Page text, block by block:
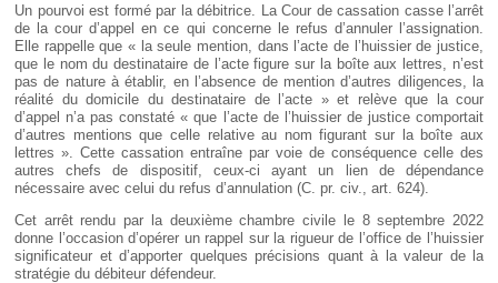
Un pourvoi est formé par la débitrice. La Cour de cassation casse l’arrêt
de la cour d’appel en ce qui concerne le refus d’annuler l’assignation.
Elle rappelle que « la seule mention, dans l’acte de l’huissier de justice,
que le nom du destinataire de l’acte figure sur la boîte aux lettres, n’est
pas de nature à établir, en l’absence de mention d’autres diligences, la
réalité du domicile du destinataire de l’acte » et relève que la cour
d’appel n’a pas constaté « que l’acte de l’huissier de justice comportait
d’autres mentions que celle relative au nom figurant sur la boîte aux
lettres ». Cette cassation entraîne par voie de conséquence celle des
autres chefs de dispositif, ceux-ci ayant un lien de dépendance
nécessaire avec celui du refus d’annulation (C. pr. civ., art. 624).
Cet arrêt rendu par la deuxième chambre civile le 8 septembre 2022
donne l’occasion d’opérer un rappel sur la rigueur de l’office de l’huissier
significateur et d’apporter quelques précisions quant à la valeur de la
stratégie du débiteur défendeur.